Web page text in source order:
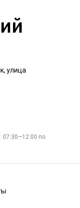
улица
07:30—12:00 по